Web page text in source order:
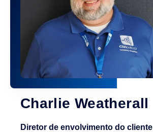
Charlie Weatherall
Diretor de envolvimento do cliente